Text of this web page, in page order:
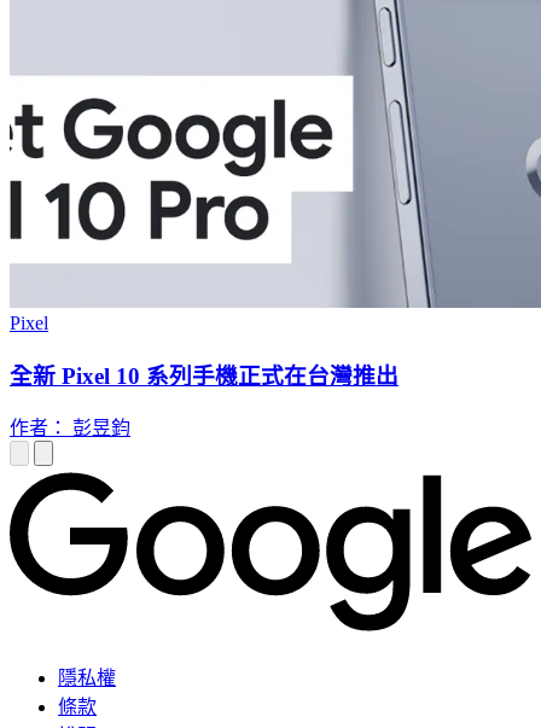
Pixel
全新 Pixel 10 系列手機正式在台灣推出
作者： 彭昱鈞
隱私權
條款